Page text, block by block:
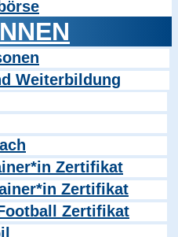
Weiterbildung
Zertifikat
Zertifikat
Zertifikat